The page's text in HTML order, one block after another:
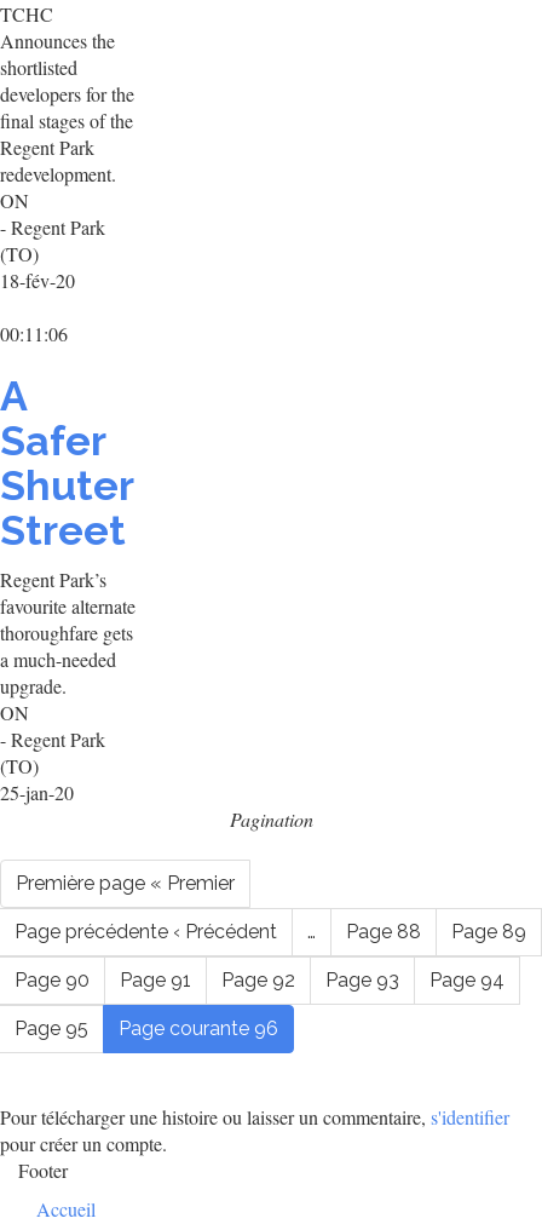
TCHC
Announces the
shortlisted
developers for the
final stages of the
Regent Park
redevelopment.
ON
- Regent Park
(TO)
18-fév-20
00:11:06
A
Safer
Shuter
Street
Regent Park’s
favourite alternate
thoroughfare gets
a much-needed
upgrade.
ON
- Regent Park
(TO)
25-jan-20
Pagination
Première page « Premier
Page précédente ‹ Précédent … Page 88 Page 89
Page 90 Page 91 Page 92 Page 93 Page 94
Page 95 Page courante 96
Pour télécharger une histoire ou laisser un commentaire, s'identifier
pour créer un compte.
Footer
Accueil